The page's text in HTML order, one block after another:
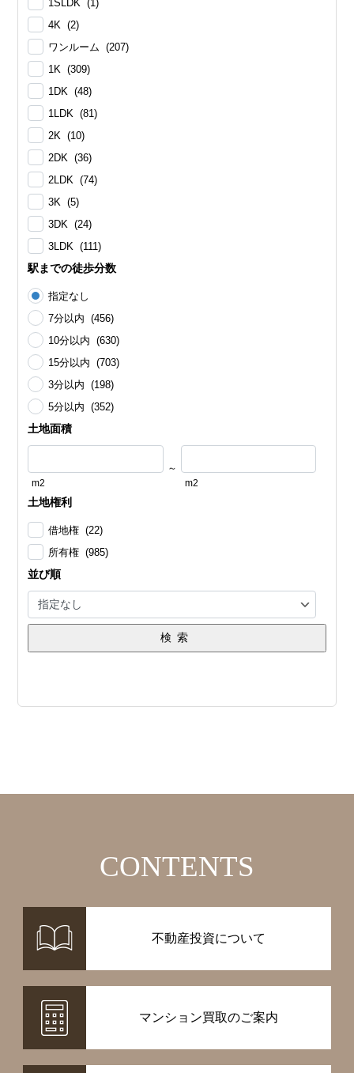
1SLDK (1)
4K (2)
ワンルーム (207)
1K (309)
1DK (48)
1LDK (81)
2K (10)
2DK (36)
2LDK (74)
3K (5)
3DK (24)
3LDK (111)
駅までの徒歩分数
指定なし
7分以内 (456)
10分以内 (630)
15分以内 (703)
3分以内 (198)
5分以内 (352)
土地面積
m2
～
m2
土地権利
借地権 (22)
所有権 (985)
並び順
検索
CONTENTS
不動産投資について
マンション買取のご案内